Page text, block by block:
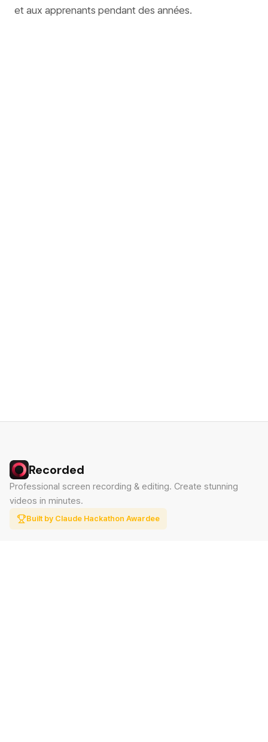
et aux apprenants pendant des années.
Recorded
Professional screen recording & editing. Create stunning
videos in minutes.
Built by Claude Hackathon Awardee